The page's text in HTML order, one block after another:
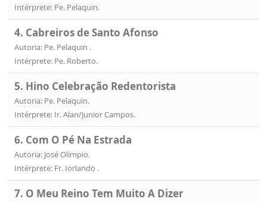
Intérprete: Pe. Pelaquin.
4. Cabreiros de Santo Afonso
Autoria: Pe. Pelaquin .
Intérprete: Pe. Roberto.
5. Hino Celebração Redentorista
Autoria: Pe. Pelaquin.
Intérprete: Ir. Alan/Junior Campos.
6. Com O Pé Na Estrada
Autoria: José Olímpio.
Intérprete: Fr. Iorlando .
7. O Meu Reino Tem Muito A Dizer